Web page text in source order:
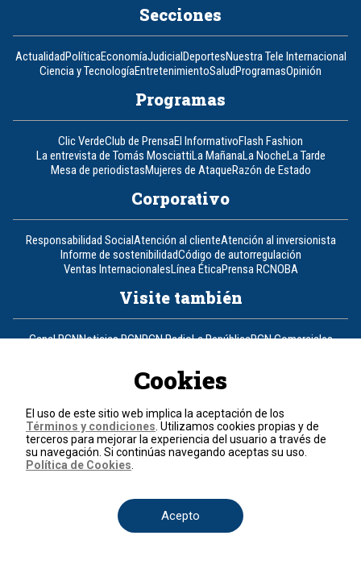
Secciones
ActualidadPolíticaEconomíaJudicialDeportesNuestra Tele Internacional
Ciencia y TecnologíaEntretenimientoSaludProgramasOpinión
Programas
Clic VerdeClub de PrensaEl InformativoFlash Fashion
La entrevista de Tomás MosciattiLa MañanaLa NocheLa Tarde
Mesa de periodistasMujeres de AtaqueRazón de Estado
Corporativo
Responsabilidad SocialAtención al clienteAtención al inversionista
Informe de sostenibilidadCódigo de autorregulación
Ventas InternacionalesLínea ÉticaPrensa RCNOBA
Visite también
Canal RCNNoticias RCNRCN RadioLa RepúblicaRCN Comerciales
Un producto de RCN Televisión
Teléfono+57 (601) 426 92 92
Términos y condiciones
© 2026, RCN Medios.
Cookies
El uso de este sitio web implica la aceptación de los
Términos y condiciones . Utilizamos cookies propias y de
terceros para mejorar la experiencia del usuario a través de
su navegación. Si continúas navegando aceptas su uso.
Política de Cookies
Acepto